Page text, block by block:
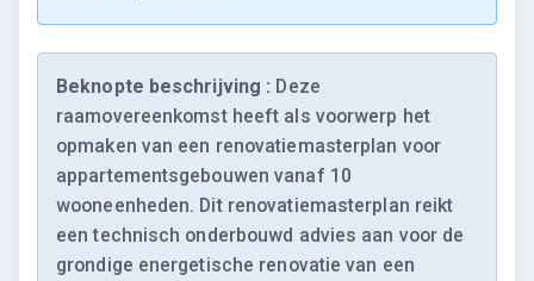
Beknopte beschrijving : Deze
raamovereenkomst heeft als voorwerp het
opmaken van een renovatiemasterplan voor
appartementsgebouwen vanaf 10
wooneenheden. Dit renovatiemasterplan reikt
een technisch onderbouwd advies aan voor de
grondige energetische renovatie van een